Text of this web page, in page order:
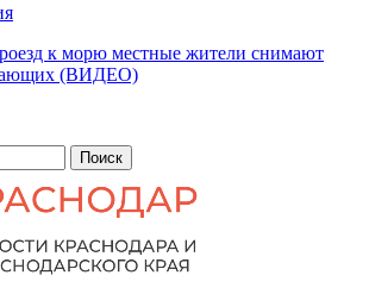
к морю местные жители снимают
(ВИДЕО)